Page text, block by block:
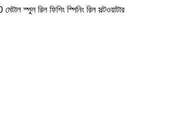
স্পুল রিল ফিশিং স্পিনিং রিল সল্টওয়াটার